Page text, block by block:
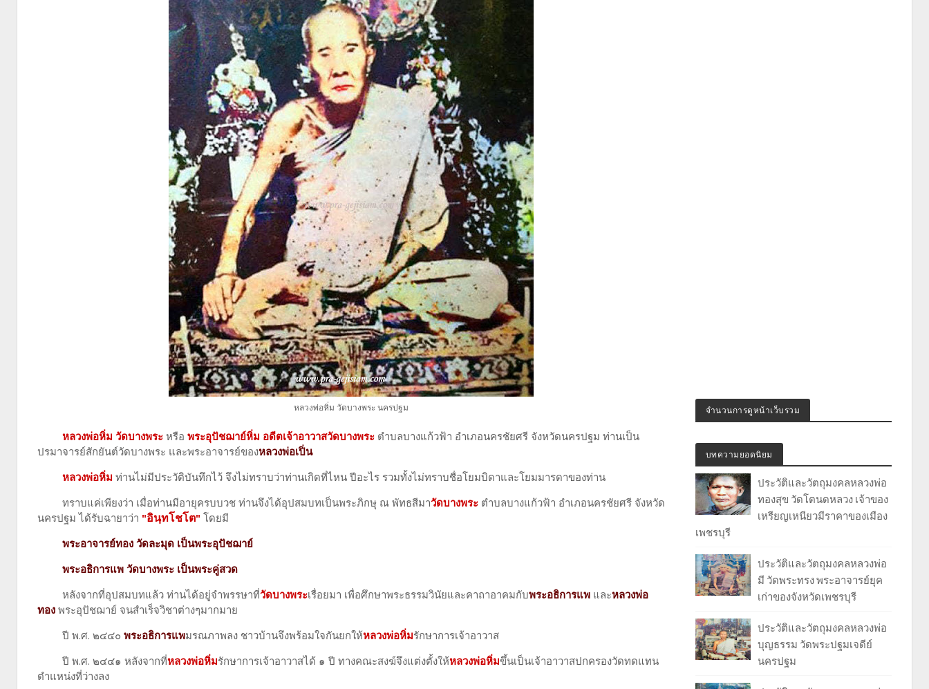
หลวงพ่อหิ่ม วัดบางพระ นครปฐม
หลวงพ่อหิ่ม วัดบางพระ หรือ พระอุปัชฌาย์หิ่ม อดีตเจ้าอาวาสวัดบางพระ ตำบลบางแก้วฟ้า อำเภอนครชัยศรี จังหวัดนครปฐม ท่านเป็น
ปรมาจารย์สักยันต์วัดบางพระ และพระอาจารย์ของหลวงพ่อเปิ่น
หลวงพ่อหิ่ม ท่านไม่มีประวัติบันทึกไว้ จึงไม่ทราบว่าท่านเกิดที่ไหน ปีอะไร รวมทั้งไม่ทราบชื่อโยมบิดาและโยมมารดาของท่าน
ทราบแค่เพียงว่า เมื่อท่านมีอายุครบบวช ท่านจึงได้อุปสมบทเป็นพระภิกษุ ณ พัทธสีมาวัดบางพระ ตำบลบางแก้วฟ้า อำเภอนครชัยศรี จังหวัด
นครปฐม ได้รับฉายาว่า "อินฺทโชโต" โดยมี
พระอาจารย์ทอง วัดละมุด เป็นพระอุปัชฌาย์
พระอธิการแพ วัดบางพระ เป็นพระคู่สวด
หลังจากที่อุปสมบทแล้ว ท่านได้อยู่จำพรรษาที่วัดบางพระเรื่อยมา เพื่อศึกษาพระธรรมวินัยและคาถาอาคมกับพระอธิการแพ และหลวงพ่อ
ทอง พระอุปัชฌาย์ จนสำเร็จวิชาต่างๆมากมาย
ปี พ.ศ. ๒๔๔๐ พระอธิการแพมรณภาพลง ชาวบ้านจึงพร้อมใจกันยกให้หลวงพ่อหิ่มรักษาการเจ้าอาวาส
ปี พ.ศ. ๒๔๔๑ หลังจากที่หลวงพ่อหิ่มรักษาการเจ้าอาวาสได้ ๑ ปี ทางคณะสงฆ์จึงแต่งตั้งให้หลวงพ่อหิ่มขึ้นเป็นเจ้าอาวาสปกครองวัดทดแทน
ตำแหน่งที่ว่างลง
จำนวนการดูหน้าเว็บรวม
บทความยอดนิยม
ประวัติและวัตถุมงคลหลวงพ่อ
ทองสุข วัดโตนดหลวง เจ้าของ
เหรียญเหนียวมีราคาของเมือง
เพชรบุรี
ประวัติและวัตถุมงคลหลวงพ่อ
มี วัดพระทรง พระอาจารย์ยุค
เก่าของจังหวัดเพชรบุรี
ประวัติและวัตถุมงคลหลวงพ่อ
บุญธรรม วัดพระปฐมเจดีย์
นครปฐม